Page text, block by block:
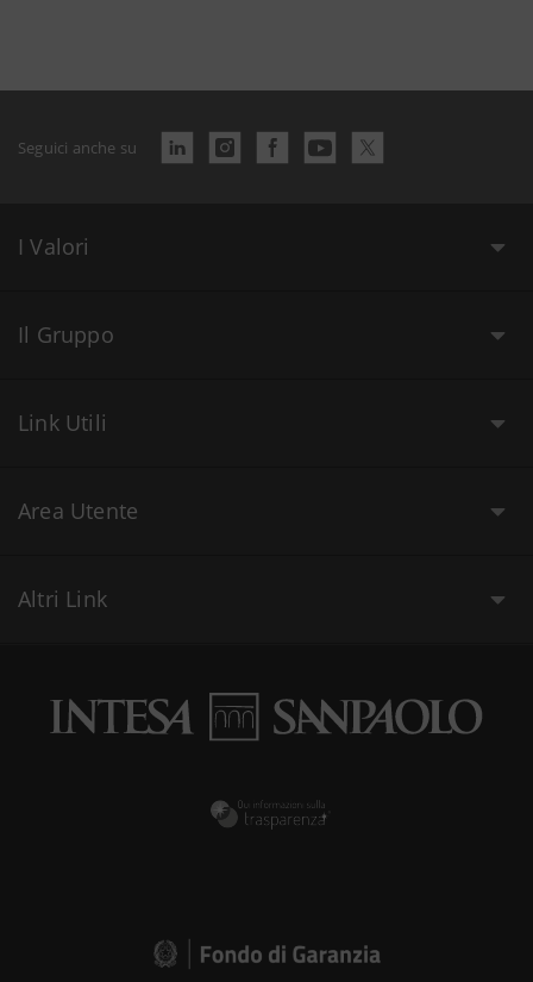
Seguici anche su
I Valori
Il Gruppo
Link Utili
Area Utente
Altri Link